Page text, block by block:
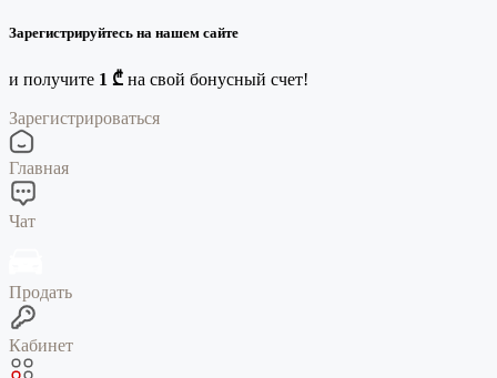
Зарегистрируйтесь на нашем сайте
и получите 1 ₾ на свой бонусный счет!
Зарегистрироваться
Главная
Чат
Продать
Кабинет